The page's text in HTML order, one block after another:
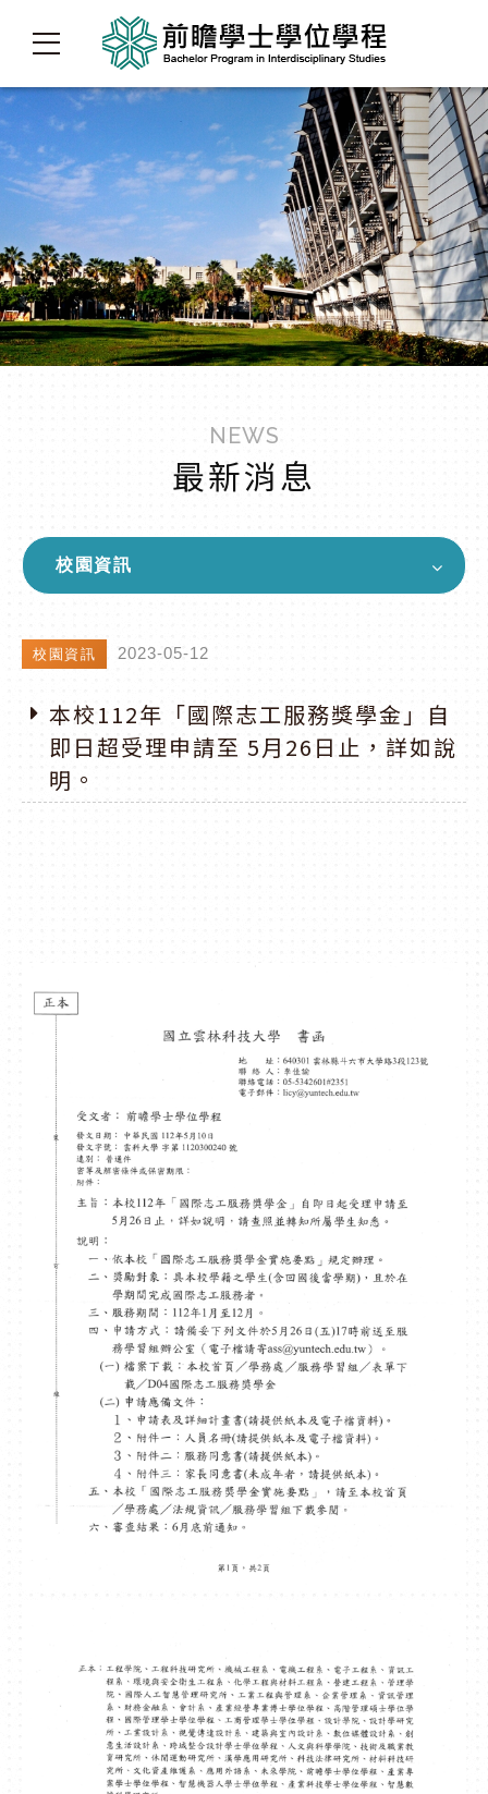
NEWS
最新消息
校園資訊
校園資訊 2023-05-12
本校112年「國際志工服務獎學金」自
即日超受理申請至 5月26日止，詳如說
明。